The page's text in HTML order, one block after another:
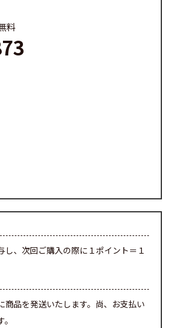
料
し、次回ご購入の際に１ポイント＝１
品を発送いたします。尚、お支払い